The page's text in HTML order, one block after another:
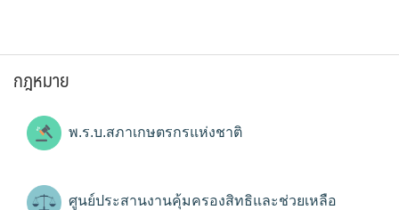
กฎหมาย
พ.ร.บ.สภาเกษตรกรแห่งชาติ
ศูนย์ประสานงานคุ้มครองสิทธิและช่วยเหลือ